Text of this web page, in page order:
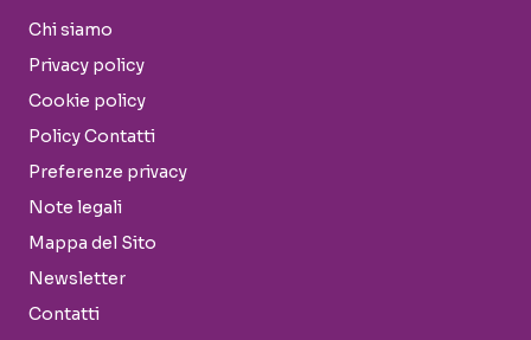
Chi siamo
Privacy policy
Cookie policy
Policy Contatti
Preferenze privacy
Note legali
Mappa del Sito
Newsletter
Contatti